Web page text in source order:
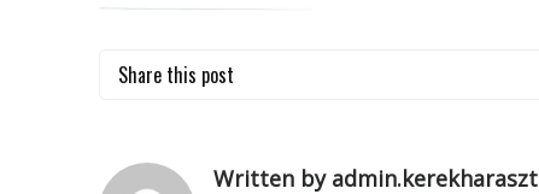
Share this post
Written by admin.kerekharaszt